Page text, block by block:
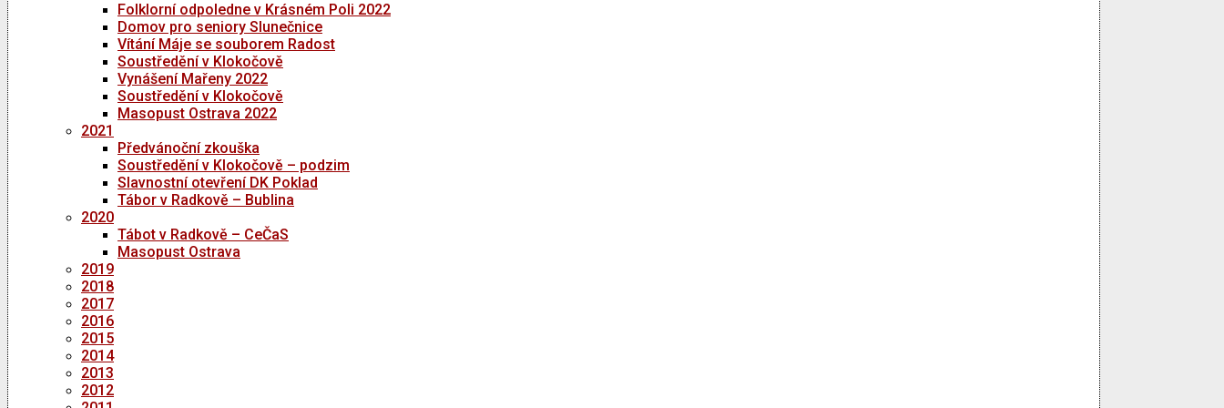
Folklorní odpoledne v Krásném Poli 2022
Domov pro seniory Slunečnice
Vítání Máje se souborem Radost
Soustředění v Klokočově
Vynášení Mařeny 2022
Soustředění v Klokočově
Masopust Ostrava 2022
2021
Předvánoční zkouška
Soustředění v Klokočově – podzim
Slavnostní otevření DK Poklad
Tábor v Radkově – Bublina
2020
Tábot v Radkově – CeČaS
Masopust Ostrava
2019
2018
2017
2016
2015
2014
2013
2012